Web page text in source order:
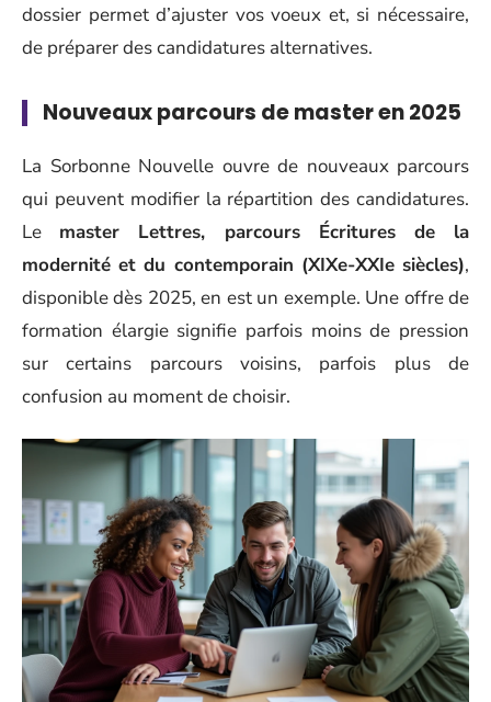
dossier permet d’ajuster vos voeux et, si nécessaire,
de préparer des candidatures alternatives.
Nouveaux parcours de master en 2025
La Sorbonne Nouvelle ouvre de nouveaux parcours
qui peuvent modifier la répartition des candidatures.
Le master Lettres, parcours Écritures de la
modernité et du contemporain (XIXe-XXIe siècles),
disponible dès 2025, en est un exemple. Une offre de
formation élargie signifie parfois moins de pression
sur certains parcours voisins, parfois plus de
confusion au moment de choisir.